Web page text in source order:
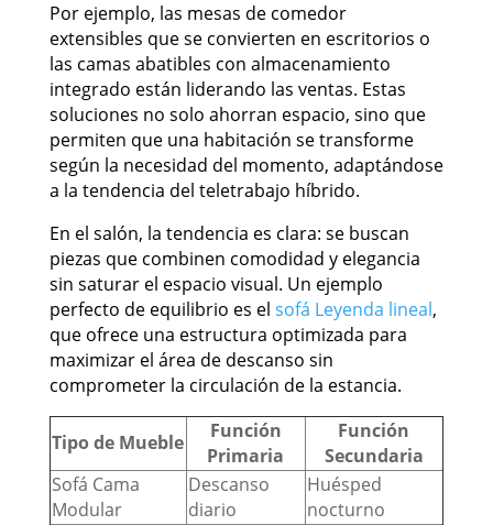
Por ejemplo, las mesas de comedor
extensibles que se convierten en escritorios o
las camas abatibles con almacenamiento
integrado están liderando las ventas. Estas
soluciones no solo ahorran espacio, sino que
permiten que una habitación se transforme
según la necesidad del momento, adaptándose
a la tendencia del teletrabajo híbrido.
En el salón, la tendencia es clara: se buscan
piezas que combinen comodidad y elegancia
sin saturar el espacio visual. Un ejemplo
perfecto de equilibrio es el sofá Leyenda lineal,
que ofrece una estructura optimizada para
maximizar el área de descanso sin
comprometer la circulación de la estancia.
Tipo de Mueble
Función
Primaria
Función
Secundaria
Sofá Cama
Modular
Descanso
diario
Huésped
nocturno